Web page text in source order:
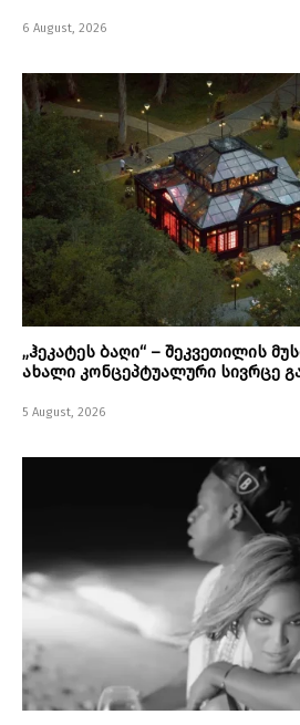
6 August, 2026
„ჰეკატეს ბაღი“ – შეკვეთილის
ახალი კონცეპტუალური სივრცე
5 August, 2026